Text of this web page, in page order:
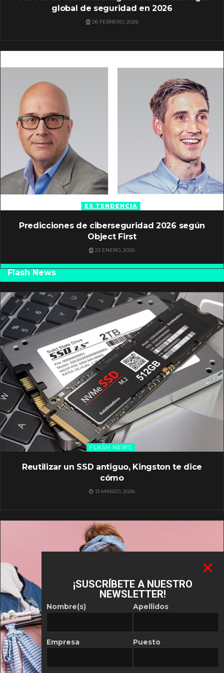
global de seguridad en 2026
26 FEBRERO, 2026
ES TENDENCIA
Predicciones de ciberseguridad 2026 según
Object First
23 ENERO, 2026
Flash News
FLASH NEWS
Reutilizar un SSD antiguo, Kingston te dice
cómo
13 MARZO, 2026
¡SUSCRÍBETE A NUESTRO
NEWSLETTER!
Nombre(s)
Empresa
Apellidos
Puesto